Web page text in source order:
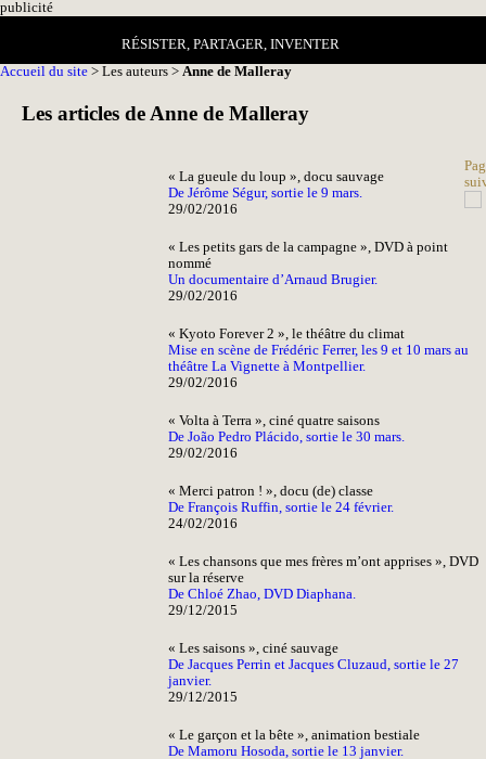
publicité
RÉSISTER, PARTAGER, INVENTER
Accueil du site > Les auteurs > Anne de Malleray
Les articles de Anne de Malleray
« La gueule du loup », docu sauvage
De Jérôme Ségur, sortie le 9 mars.
29/02/2016
« Les petits gars de la campagne », DVD à point
nommé
Un documentaire d’Arnaud Brugier.
29/02/2016
« Kyoto Forever 2 », le théâtre du climat
Mise en scène de Frédéric Ferrer, les 9 et 10 mars au
théâtre La Vignette à Montpellier.
29/02/2016
« Volta à Terra », ciné quatre saisons
De João Pedro Plácido, sortie le 30 mars.
29/02/2016
« Merci patron ! », docu (de) classe
De François Ruffin, sortie le 24 février.
24/02/2016
« Les chansons que mes frères m’ont apprises », DVD
sur la réserve
De Chloé Zhao, DVD Diaphana.
29/12/2015
« Les saisons », ciné sauvage
De Jacques Perrin et Jacques Cluzaud, sortie le 27
janvier.
29/12/2015
« Le garçon et la bête », animation bestiale
De Mamoru Hosoda, sortie le 13 janvier.